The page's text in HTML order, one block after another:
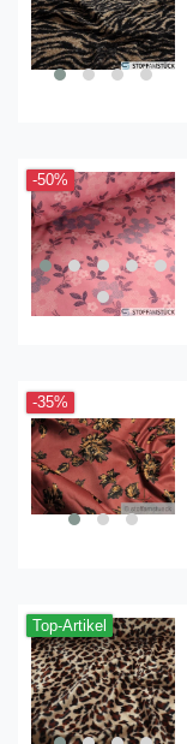
-50%
-35%
Top-Artikel